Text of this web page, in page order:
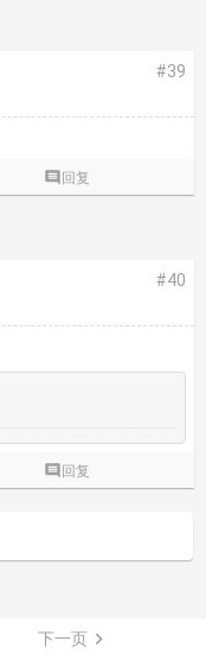
#39
 回复
#40
 回复
下一页